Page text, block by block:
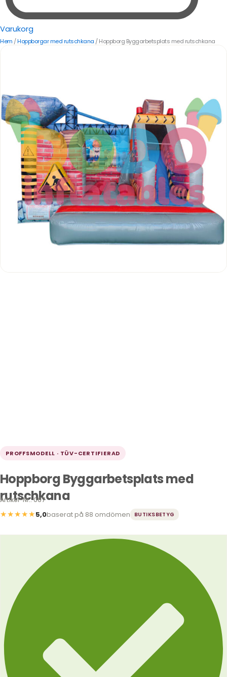
Varukorg
Hem /Hoppborgar med rutschkana / Hoppborg Byggarbetsplats med rutschkana
PROFFSMODELL · TÜV-CERTIFIERAD
Hoppborg Byggarbetsplats med
rutschkana
Artikel-Nr.: 067
★★★★★5,0baserat på 88 omdömen BUTIKSBETYG